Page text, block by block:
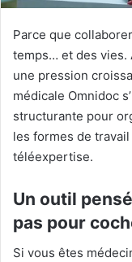
Parce que
temps… et des vies.
une pression
médicale Omnidoc
structurante pour
les formes de
téléexpertise.
Un outil
pas pour
Si vous êtes